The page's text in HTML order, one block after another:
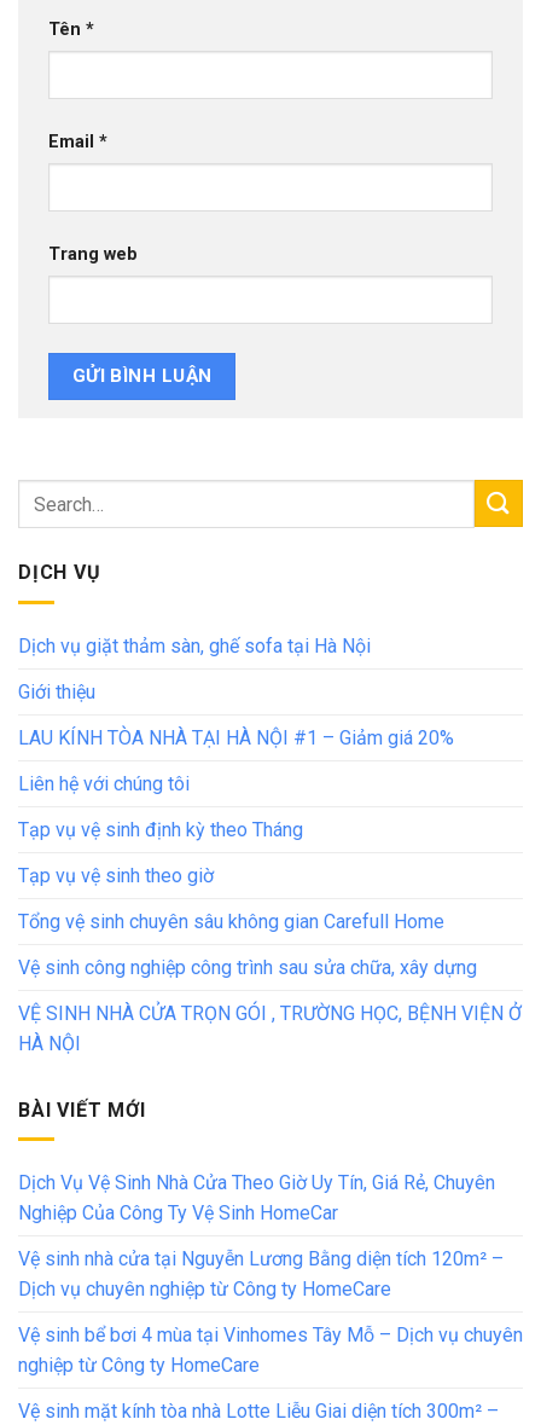
Tên *
Email *
Trang web
DỊCH VỤ
Dịch vụ giặt thảm sàn, ghế sofa tại Hà Nội
Giới thiệu
LAU KÍNH TÒA NHÀ TẠI HÀ NỘI #1 – Giảm giá 20%
Liên hệ với chúng tôi
Tạp vụ vệ sinh định kỳ theo Tháng
Tạp vụ vệ sinh theo giờ
Tổng vệ sinh chuyên sâu không gian Carefull Home
Vệ sinh công nghiệp công trình sau sửa chữa, xây dựng
VỆ SINH NHÀ CỬA TRỌN GÓI , TRƯỜNG HỌC, BỆNH VIỆN Ở
HÀ NỘI
BÀI VIẾT MỚI
Dịch Vụ Vệ Sinh Nhà Cửa Theo Giờ Uy Tín, Giá Rẻ, Chuyên
Nghiệp Của Công Ty Vệ Sinh HomeCar
Vệ sinh nhà cửa tại Nguyễn Lương Bằng diện tích 120m² –
Dịch vụ chuyên nghiệp từ Công ty HomeCare
Vệ sinh bể bơi 4 mùa tại Vinhomes Tây Mỗ – Dịch vụ chuyên
nghiệp từ Công ty HomeCare
Vệ sinh mặt kính tòa nhà Lotte Liễu Giai diện tích 300m² –